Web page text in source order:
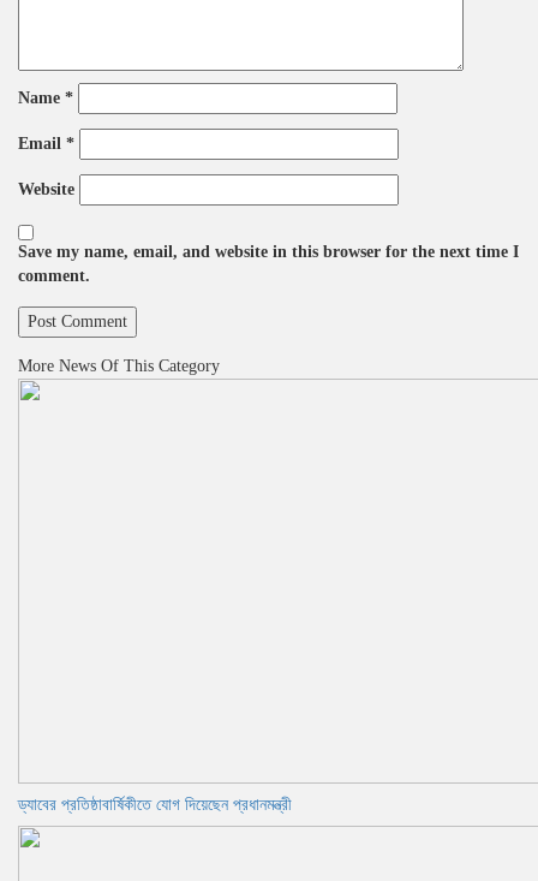
Name *
Email *
Website
Save my name, email, and website in this browser for the next time I
comment.
More News Of This Category
ড্যাবের প্রতিষ্ঠাবার্ষিকীতে যোগ দিয়েছেন প্রধানমন্ত্রী